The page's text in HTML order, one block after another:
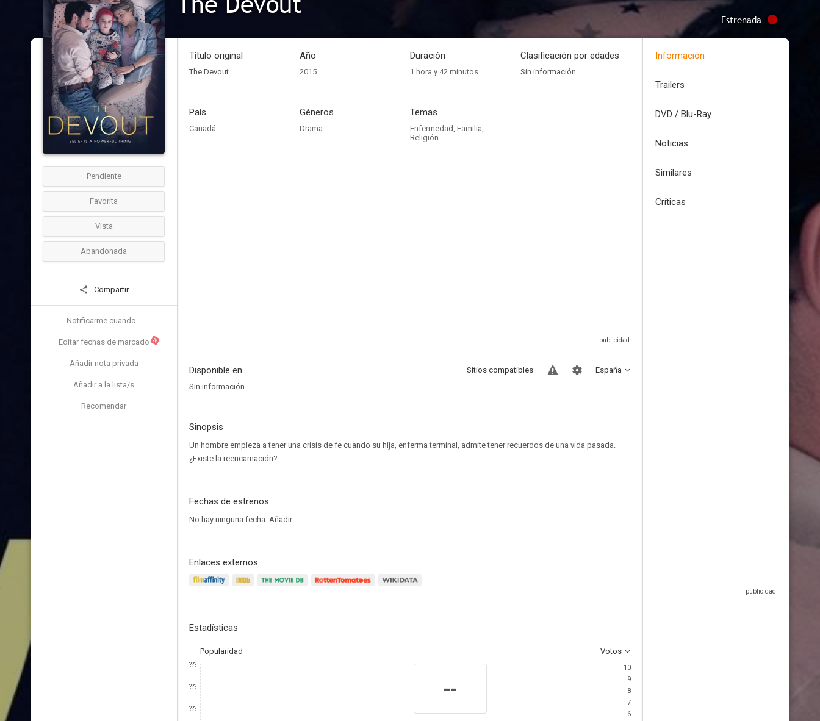
Estrenada
Pendiente
Favorita
Vista
Abandonada
Compartir
Notificarme cuando...
Editar fechas de marcado N
Añadir nota privada
Añadir a la lista/s
Recomendar
Título original
The Devout
Año
2015
Duración
1 hora y 42 minutos
Clasificación por edades
Sin información
País
Canadá
Géneros
Drama
Temas
Enfermedad, Familia,
Religión
Disponible en... España
Sitios compatibles
Sin información
Sinopsis
Un hombre empieza a tener una crisis de fe cuando su hija, enferma terminal, admite tener recuerdos de una vida pasada.
¿Existe la reencarnación?
Fechas de estrenos
No hay ninguna fecha. Añadir
Enlaces externos
Estadísticas
Popularidad Votos
???
???
???
--
10
9
8
7
6
Información
Trailers
DVD / Blu-Ray
Noticias
Similares
Críticas